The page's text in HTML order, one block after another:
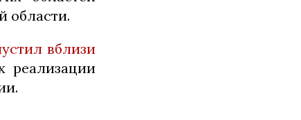
области.
вблизи
реализации